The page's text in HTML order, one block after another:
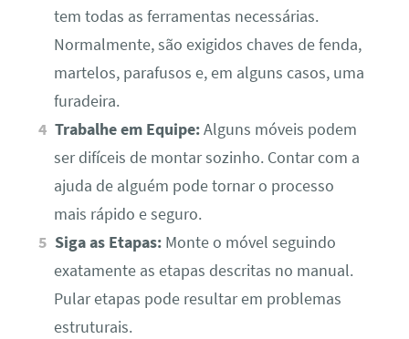
tem todas as ferramentas necessárias.
Normalmente, são exigidos chaves de fenda,
martelos, parafusos e, em alguns casos, uma
furadeira.
Trabalhe em Equipe:Alguns móveis podem
ser difíceis de montar sozinho. Contar com a
ajuda de alguém pode tornar o processo
mais rápido e seguro.
Siga as Etapas: Monte o móvel seguindo
exatamente as etapas descritas no manual.
Pular etapas pode resultar em problemas
estruturais.